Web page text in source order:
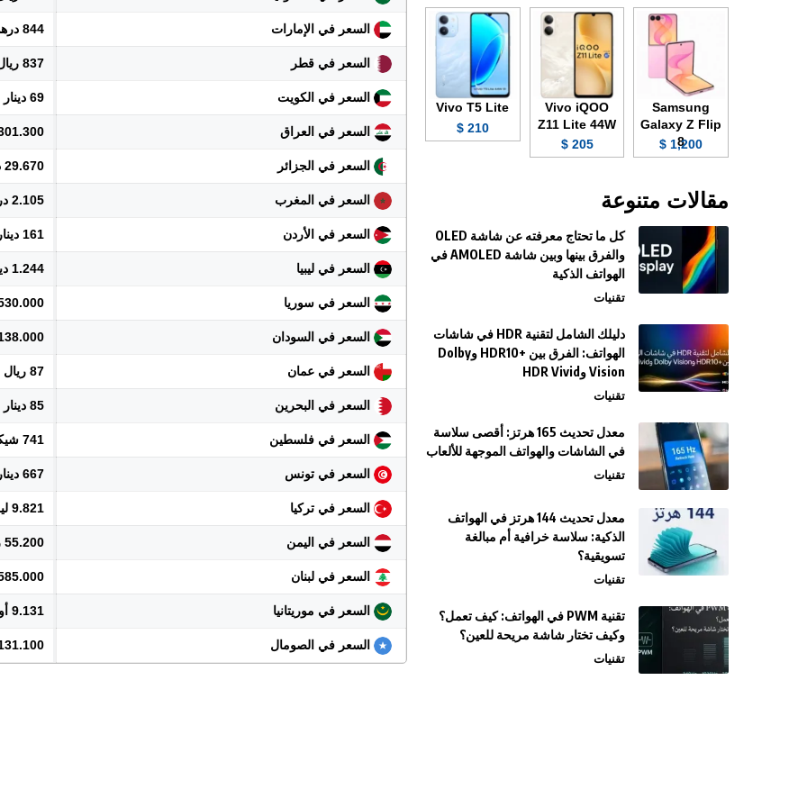
السعر في الإمارات 844 درهم
السعر في قطر 837 ريال
السعر في الكويت 69 دينار
السعر في العراق 301.300
السعر في الجزائر 29.670 دينار
السعر في المغرب 2.105 درهم
السعر في الأردن 161 دينار
السعر في ليبيا 1.244 دينار
السعر في سوريا 2.530.000
السعر في السودان 138.000
السعر في عمان 87 ريال
السعر في البحرين 85 دينار
السعر في فلسطين 741 شيكل
السعر في تونس 667 دينار
السعر في تركيا 9.821 ليرة
السعر في اليمن 55.200 ريال
السعر في لبنان
السعر في موريتانيا 9.131 أوقية
السعر في الصومال 131.100
Samsung
Galaxy Z Flip
8
1,200 $
Vivo iQOO
Z11 Lite 44W
205 $
Vivo T5 Lite
210 $
مقالات متنوعة
كل ما تحتاج معرفته عن شاشة OLED
والفرق بينها وبين شاشة AMOLED في
الهواتف الذكية
تقنيات
دليلك الشامل لتقنية HDR في شاشات
الهواتف: الفرق بين +HDR10 وDolby
Vision وHDR Vivid
تقنيات
معدل تحديث 165 هرتز: أقصى سلاسة
في الشاشات والهواتف الموجهة للألعاب
تقنيات
معدل تحديث 144 هرتز في الهواتف
الذكية: سلاسة خرافية أم مبالغة
تسويقية؟
تقنيات
تقنية PWM في الهواتف: كيف تعمل؟
وكيف تختار شاشة مريحة للعين؟
تقنيات